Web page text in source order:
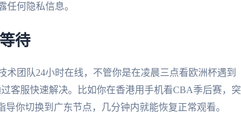
任何隐私信息。
待
术团队24小时在线，不管你是在凌晨三点看欧洲杯遇到
客服快速解决。比如你在香港用手机看CBA季后赛，突
你切换到广东节点，几分钟内就能恢复正常观看。